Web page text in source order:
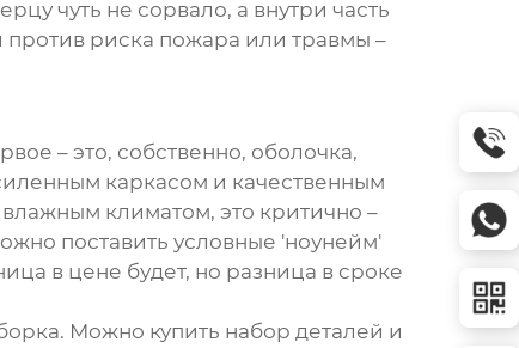
чуть не сорвало, а внутри часть
против риска пожара или травмы –
– это, собственно, оболочка,
каркасом и качественным
климатом, это критично –
поставить условные 'ноунейм'
в цене будет, но разница в сроке
Можно купить набор деталей и